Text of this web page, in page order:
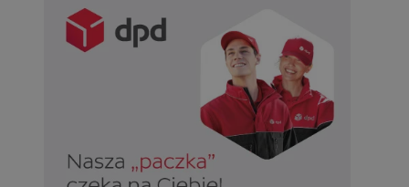
Niesklasyfikowane
Niezbędne Wydajność Targetowanie